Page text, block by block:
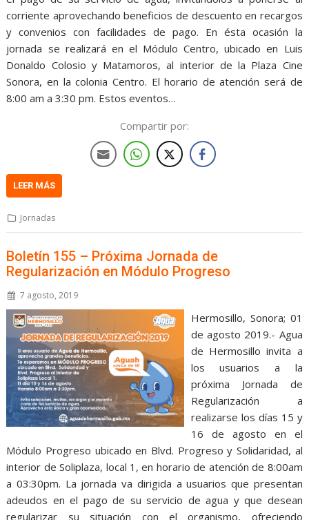
corriente aprovechando beneficios de descuento en recargos
y convenios con facilidades de pago. En ésta ocasión la
jornada se realizará en el Módulo Centro, ubicado en Luis
Donaldo Colosio y Matamoros, al interior de la Plaza Cine
Sonora, en la colonia Centro. El horario de atención será de
8:00 am a 3:30 pm. Estos eventos…
Compartir por:
LEER MÁS
Jornadas
Boletín 155 – Próxima Jornada de
Regularización en Módulo Progreso
7 agosto, 2019
Hermosillo, Sonora; 01
de agosto 2019.- Agua
de Hermosillo invita a
los usuarios a la
próxima Jornada de
Regularización a
realizarse los días 15 y
16 de agosto en el
Módulo Progreso ubicado en Blvd. Progreso y Solidaridad, al
interior de Soliplaza, local 1, en horario de atención de 8:00am
a 03:30pm. La jornada va dirigida a usuarios que presentan
adeudos en el pago de su servicio de agua y que desean
regularizar su situación con el organismo, ofreciendo